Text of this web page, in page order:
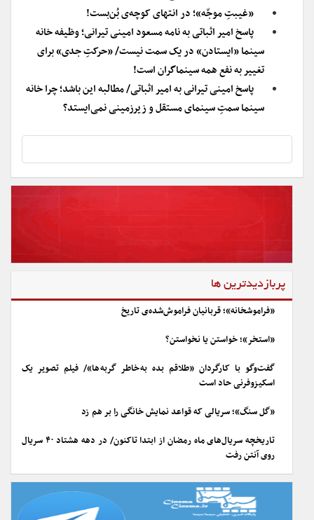
«غیبتِ موجّه»؛ در انتهای کوچه‌ی بُن‌بست!
پاسخ امیر اثباتی به نامه مسعود امینی تیرانی؛ وظیفه خانه
سینما «ایستادن» در یک سمت نیست/ «حرکتِ جدی» برای
تغییر به نفع همه سینماگران است!
پاسخ امینی تیرانی به امیر اثباتی/ مطالبه این باشد؛ چرا خانه
سینما سمتِ سینمای مستقل و زیرزمینی نمی‌ایستد؟
پربازدیدترین ها
«فراموشخانه»؛ قربانیان فراموش‌شده‌ی تاریخ
«استخر»؛ خواستن یا نخواستن؟
گفت‌وگو با کارگردان «طلاقم بده به خاطر گربه ها»/ فیلم تصویر یک
اسکیزوفرنی حاد است
«گل سنگ»؛ سریالی که قواعد نمایش خانگی را بر هم زد
تاریخچه سریال‌های ماه رمضان از ابتدا تاکنون/ در دهه هشتاد ۴۰ سریال
روی آنتن رفت